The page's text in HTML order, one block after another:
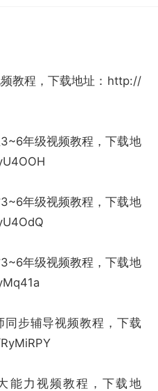
教程，下载地址： http://
年级视频教程，下载地
年级视频教程，下载地
年级视频教程，下载地
同步辅导视频教程，下载
能力视频教程，下载地